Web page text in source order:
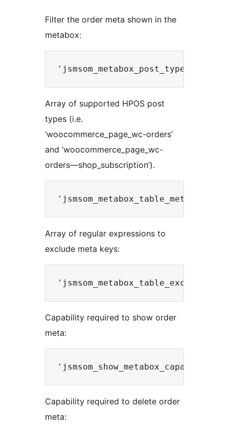
Filter the order meta shown in the
metabox:
Array of supported HPOS post
types (i.e.
‘woocommerce_page_wc-orders’
and ‘woocommerce_page_wc-
orders—shop_subscription’).
Array of regular expressions to
exclude meta keys:
Capability required to show order
meta:
Capability required to delete order
meta: